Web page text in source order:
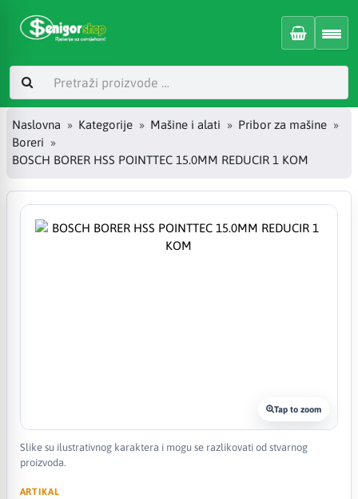
Naslovna Kategorije Mašine i alati
Pribor za mašine
Boreri
BOSCH BORER HSS POINTTEC 15.0MM REDUCIR 1 KOM
Tap to zoom
Slike su ilustrativnog karaktera i mogu se razlikovati od stvarnog
proizvoda.
ARTIKAL